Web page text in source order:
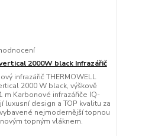
2000W black Infrazářič
infrazářič THERMOWELL
2000 W black, výškově
m Karbonové infrazářiče IQ-
luxusní design a TOP kvalitu za
nejmodernější topnou
topným vláknem.